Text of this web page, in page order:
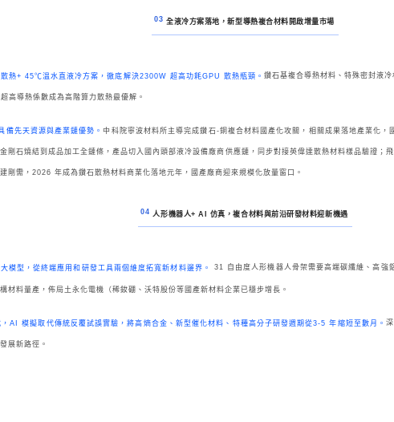
03 全液冷方案落地，新型導熱複合材料開啟增量市場
熱+ 45℃溫水直液冷方案，徹底解決2300W 超高功耗GPU 散熱瓶頸。 鑽石基複合導熱材料、特殊密封液
高導熱係數成為高階算力散熱最優解。
備先天資源與產業鏈優勢。中科院寧波材料所主導完成鑽石-銅複合材料國產化攻關，相關成果落地產業化
剛石燒結到成品加工全鏈條，產品切入國內頭部液冷設備廠商供應鏈，同步對接英偉達散熱材料樣品驗證
剛需，2026 年成為鑽石散熱材料商業化落地元年，國產廠商迎來規模化放量窗口。
04 人形機器人+ AI 仿真，複合材料與前沿研發材料迎新機遇
型，從終端應用和研發工具兩個維度拓寬新材料邊界。 31 自由度人形機器人骨架需要高端碳纖維、高強
材料量產，佈局土永化電機（稀釹硼、沃特股份等國產新材料企業已穩步增長。
AI 模擬取代傳統反覆試誤實驗，將高熵合金、新型催化材料、特種高分子研發週期從3-5 年縮短至數月。
展新路徑。